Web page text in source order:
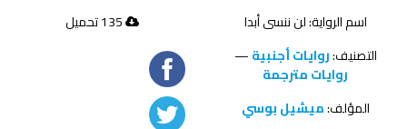
اسم الرواية: لن ننسى أبدا
التصنيف:روايات أجنبية—
روايات مترجمة
المؤلف:ميشيل بوسي